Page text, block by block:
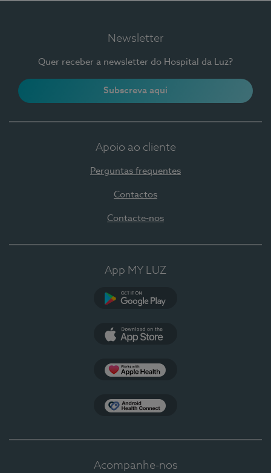
Newsletter
Quer receber a newsletter do Hospital da Luz?
Subscreva aqui
Apoio ao cliente
Perguntas frequentes
Contactos
Contacte-nos
App MY LUZ
Acompanhe-nos